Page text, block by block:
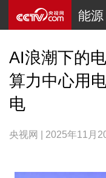
能源
AI浪潮下的
算力中心用
电
央视网 | 2025年11月